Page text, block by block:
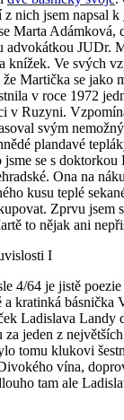
nich jsem napsal k
Marta Adámková,
advokátkou JUDr.
knížek. Ve svých
Martička se jako
v roce 1972
v Ruzyni.
svým
plandavé
se s doktorkou
Ona na
kusu teplé
Zprvu jsem
to nějak ani
4/64 je jistě poezie
a kratinká básnička
Ladislava Landy
jeden z
tomu klukovi
vína,
tam ale